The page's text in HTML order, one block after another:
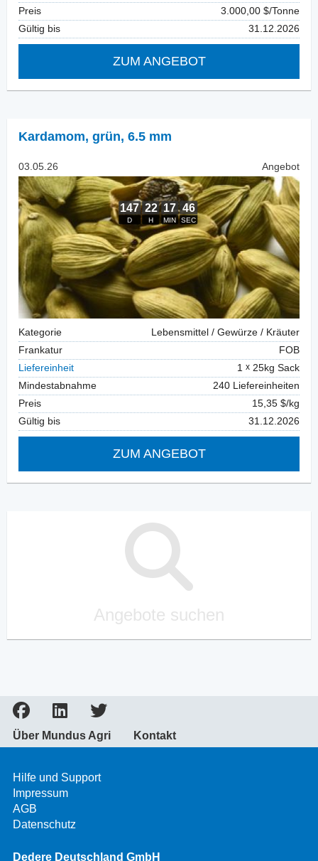
Preis
3.000,00 $/Tonne
Gültig bis
31.12.2026
ZUM ANGEBOT
Kardamom, grün, 6.5 mm
03.05.26 Angebot
Kategorie
Lebensmittel / Gewürze / Kräuter
Frankatur
FOB
Liefereinheit
1
25kg Sack
Mindestabnahme
240 Liefereinheiten
Preis
15,35 $/kg
Gültig bis
31.12.2026
ZUM ANGEBOT
Angebote suchen
Über Mundus Agri Kontakt
Hilfe und Support
Impressum
AGB
Datenschutz
Dedere Deutschland GmbH